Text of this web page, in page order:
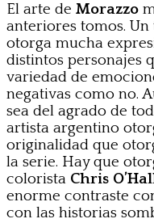
El arte de Morazzo
anteriores tomos.
otorga mucha
distintos personajes
variedad de
negativas como no.
sea del agrado de
artista argentino
originalidad que
la serie. Hay que
colorista Chris
enorme contraste
con las historias